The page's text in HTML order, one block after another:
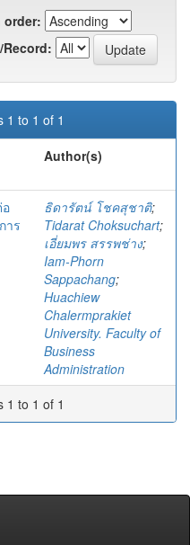
order:
1 to 1 of 1
Author(s)
าร
ธิดารัตน์ โชคสุชาติ;
Tidarat Choksuchart;
เอี่ยมพร สรรพช่าง;
Iam-Phorn
Sappachang;
Huachiew
Chalermprakiet
University. Faculty of
Business
Administration
1 to 1 of 1